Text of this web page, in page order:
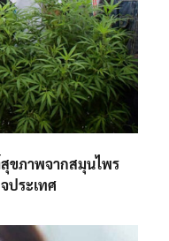
ขภาพจากสมุนไพร
ประเทศ